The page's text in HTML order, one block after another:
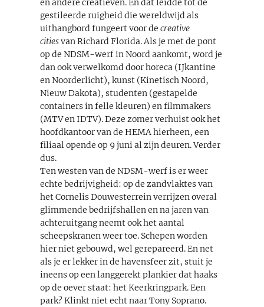
en andere creatieven. En dat leidde tot de
gestileerde ruigheid die wereldwijd als
uithangbord fungeert voor de creative
citiesvan Richard Florida. Als je met de pont
op de NDSM-werf in Noord aankomt, word je
dan ook verwelkomd door horeca (IJkantine
en Noorderlicht), kunst (Kinetisch Noord,
Nieuw Dakota), studenten (gestapelde
containers in felle kleuren) en filmmakers
(MTV en IDTV). Deze zomer verhuist ook het
hoofdkantoor van de HEMA hierheen, een
filiaal opende op 9 juni al zijn deuren. Verder
dus.
Ten westen van de NDSM-werf is er weer
echte bedrijvigheid: op de zandvlaktes van
het Cornelis Douwesterrein verrijzen overal
glimmende bedrijfshallen en na jaren van
achteruitgang neemt ook het aantal
scheepskranen weer toe. Schepen worden
hier niet gebouwd, wel gerepareerd. En net
als je er lekker in de havensfeer zit, stuit je
ineens op een langgerekt plankier dat haaks
op de oever staat: het Keerkringpark. Een
park? Klinkt niet echt naar Tony Soprano.